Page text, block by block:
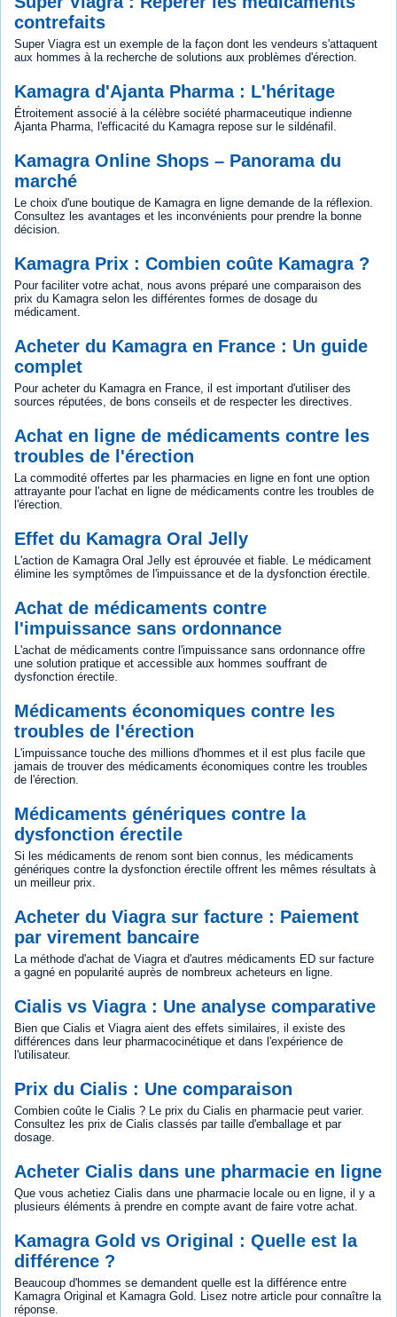
contrefaits
Super Viagra est un exemple de la façon dont les vendeurs s'attaquent
aux hommes à la recherche de solutions aux problèmes d'érection.
Kamagra d'Ajanta Pharma : L'héritage
Étroitement associé à la célèbre société pharmaceutique indienne
Ajanta Pharma, l'efficacité du Kamagra repose sur le sildénafil.
Kamagra Online Shops – Panorama du
marché
Le choix d'une boutique de Kamagra en ligne demande de la réflexion.
Consultez les avantages et les inconvénients pour prendre la bonne
décision.
Kamagra Prix : Combien coûte Kamagra ?
Pour faciliter votre achat, nous avons préparé une comparaison des
prix du Kamagra selon les différentes formes de dosage du
médicament.
Acheter du Kamagra en France : Un guide
complet
Pour acheter du Kamagra en France, il est important d'utiliser des
sources réputées, de bons conseils et de respecter les directives.
Achat en ligne de médicaments contre les
troubles de l'érection
La commodité offertes par les pharmacies en ligne en font une option
attrayante pour l'achat en ligne de médicaments contre les troubles de
l'érection.
Effet du Kamagra Oral Jelly
L'action de Kamagra Oral Jelly est éprouvée et fiable. Le médicament
élimine les symptômes de l'impuissance et de la dysfonction érectile.
Achat de médicaments contre
l'impuissance sans ordonnance
L'achat de médicaments contre l'impuissance sans ordonnance offre
une solution pratique et accessible aux hommes souffrant de
dysfonction érectile.
Médicaments économiques contre les
troubles de l'érection
L'impuissance touche des millions d'hommes et il est plus facile que
jamais de trouver des médicaments économiques contre les troubles
de l'érection.
Médicaments génériques contre la
dysfonction érectile
Si les médicaments de renom sont bien connus, les médicaments
génériques contre la dysfonction érectile offrent les mêmes résultats à
un meilleur prix.
Acheter du Viagra sur facture : Paiement
par virement bancaire
La méthode d'achat de Viagra et d'autres médicaments ED sur facture
a gagné en popularité auprès de nombreux acheteurs en ligne.
Cialis vs Viagra : Une analyse comparative
Bien que Cialis et Viagra aient des effets similaires, il existe des
différences dans leur pharmacocinétique et dans l'expérience de
l'utilisateur.
Prix du Cialis : Une comparaison
Combien coûte le Cialis ? Le prix du Cialis en pharmacie peut varier.
Consultez les prix de Cialis classés par taille d'emballage et par
dosage.
Acheter Cialis dans une pharmacie en ligne
Que vous achetiez Cialis dans une pharmacie locale ou en ligne, il y a
plusieurs éléments à prendre en compte avant de faire votre achat.
Kamagra Gold vs Original : Quelle est la
différence ?
Beaucoup d'hommes se demandent quelle est la différence entre
Kamagra Original et Kamagra Gold. Lisez notre article pour connaître la
réponse.